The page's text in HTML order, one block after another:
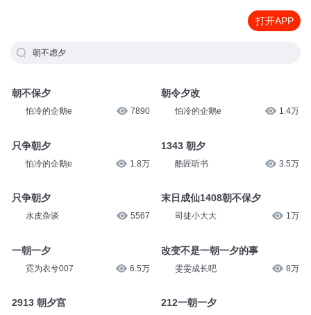
打开APP
朝不虑夕
朝不保夕
怕冷的企鹅e 7890
只争朝夕
怕冷的企鹅e 1.8万
只争朝夕
水皮杂谈 5567
一朝一夕
霓为衣兮007 6.5万
2913 朝夕宫
朝令夕改
怕冷的企鹅e 1.4万
1343 朝夕
酷匠听书 3.5万
末日成仙1408朝不保夕
司徒小大大 1万
改变不是一朝一夕的事
雯雯成长吧 8万
212一朝一夕